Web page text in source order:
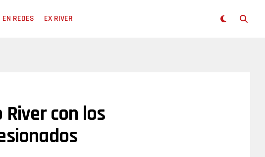
EN REDES EX RIVER
con los